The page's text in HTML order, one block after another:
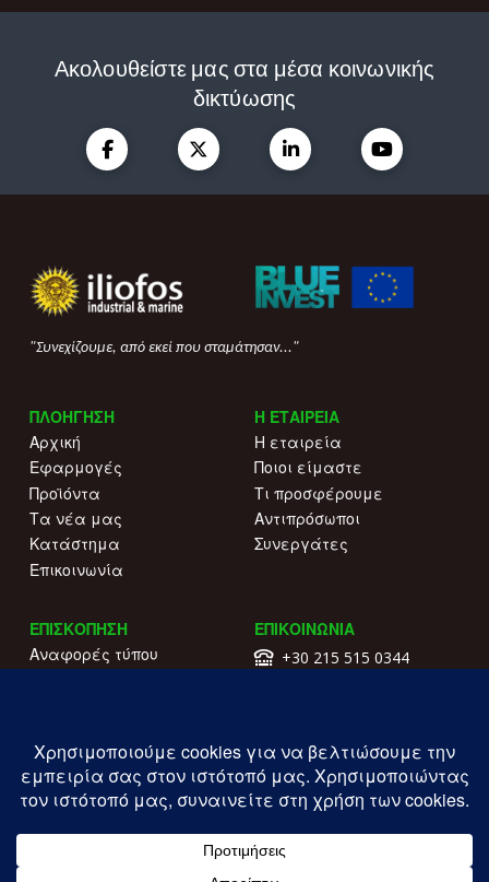
Ακολουθείστε μας στα μέσα κοινωνικής
δικτύωσης
"Συνεχίζουμε, από εκεί που σταμάτησαν..."
ΠΛΟΗΓΗΣΗ
Αρχική
Εφαρμογές
Προϊόντα
Τα νέα μας
Κατάστημα
Επικοινωνία
Η ΕΤΑΙΡΕΙΑ
Η εταιρεία
Ποιοι είμαστε
Τι προσφέρουμε
Αντιπρόσωποι
Συνεργάτες
ΕΠΙΣΚΟΠΗΣΗ
Αναφορές τύπου
Πολιτική απορρήτου
ΕΠΙΚΟΙΝΩΝΙΑ
+30 215 515 0344
ΓΕΜΗ: 177203407000
Copyright ILIOFOS IM © 2026